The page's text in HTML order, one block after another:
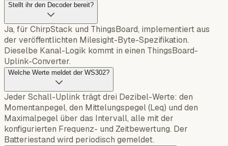
Stellt ihr den Decoder bereit?
Ja, für ChirpStack und ThingsBoard, implementiert aus
der veröffentlichten Milesight-Byte-Spezifikation.
Dieselbe Kanal-Logik kommt in einen ThingsBoard-
Uplink-Converter.
Welche Werte meldet der WS302?
Jeder Schall-Uplink trägt drei Dezibel-Werte: den
Momentanpegel, den Mittelungspegel (Leq) und den
Maximalpegel über das Intervall, alle mit der
konfigurierten Frequenz- und Zeitbewertung. Der
Batteriestand wird periodisch gemeldet.